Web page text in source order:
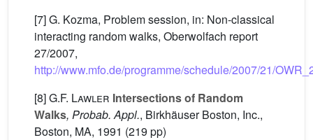
[7] G. Kozma, Problem session, in: Non-classical
interacting random walks, Oberwolfach report
27/2007,
http://www.mfo.de/programme/schedule/2007/21/
[8]G.F. Lawler Intersections of Random
Walks, Probab. Appl., Birkhäuser Boston, Inc.,
Boston, MA, 1991 (219 pp)